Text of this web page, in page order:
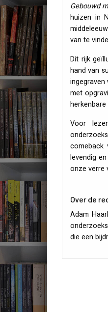
Gebouwd
huizen in
van te
Dit rijk
hand van
met
Voor
comeback
levendig
onze verre
Over de
Adam
die een